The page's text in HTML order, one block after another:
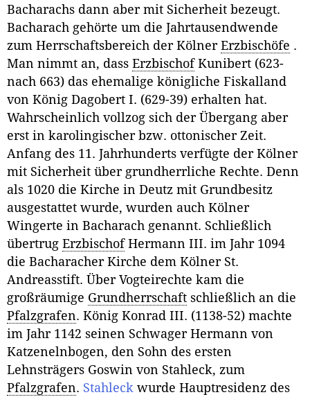
Bacharachs dann aber mit Sicherheit bezeugt.
Bacharach gehörte um die Jahrtausendwende
zum Herrschaftsbereich der Kölner Erzbischöfe .
Man nimmt an, dass ErzbischofKunibert (623-
nach 663) das ehemalige königliche Fiskalland
von König Dagobert I. (629-39) erhalten hat.
Wahrscheinlich vollzog sich der Übergang aber
erst in karolingischer bzw. ottonischer Zeit.
Anfang des 11. Jahrhunderts verfügte der Kölner
mit Sicherheit über grundherrliche Rechte. Denn
als 1020 die Kirche in Deutz mit Grundbesitz
ausgestattet wurde, wurden auch Kölner
Wingerte in Bacharach genannt. Schließlich
übertrug ErzbischofHermann III. im Jahr 1094
die Bacharacher Kirche dem Kölner St.
Andreasstift. Über Vogteirechte kam die
großräumige Grundherrschaft schließlich an die
Pfalzgrafen. König Konrad III. (1138-52) machte
im Jahr 1142 seinen Schwager Hermann von
Katzenelnbogen, den Sohn des ersten
Lehnsträgers Goswin von Stahleck, zum
Pfalzgrafen. Stahleck wurde Hauptresidenz des